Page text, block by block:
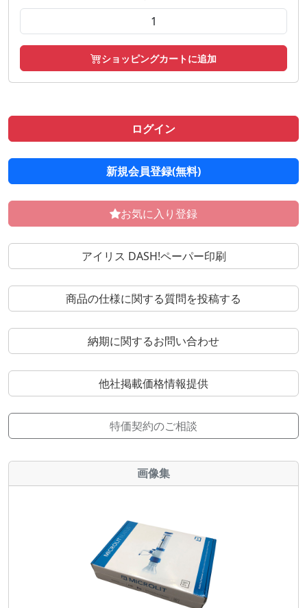
ショッピングカートに追加
ログイン
新規会員登録(無料)
お気に入り登録
アイリス DASH!ペーパー印刷
商品の仕様に関する質問を投稿する
納期に関するお問い合わせ
他社掲載価格情報提供
特価契約のご相談
画像集